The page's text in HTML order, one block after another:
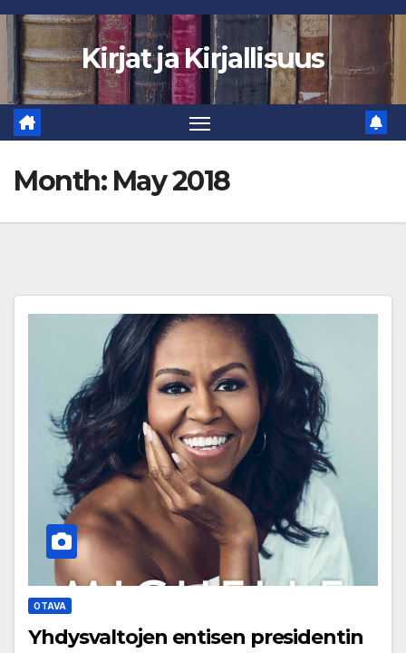
Skip
content
Kirjat ja Kirjallisuus
Month: May 2018
OTAVA
Yhdysvaltojen entisen presidentin